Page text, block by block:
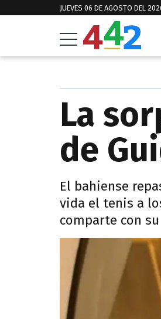
JUEVES 06 DE AGOSTO DEL
La
de
El bahiense
vida el tenis a
comparte con